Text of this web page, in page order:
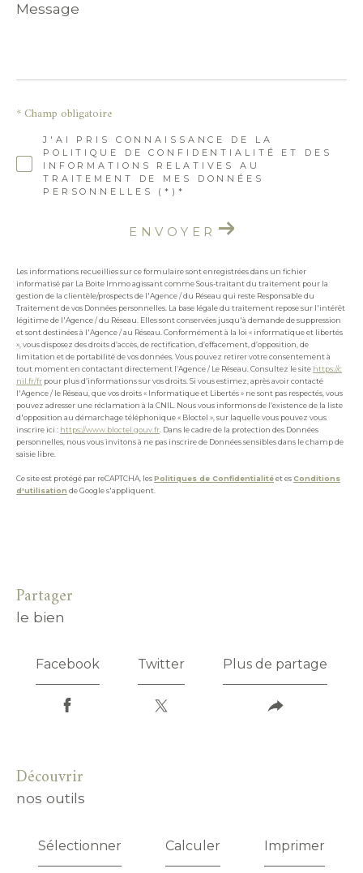
Message
*
J'AI PRIS CONNAISSANCE DE LA
POLITIQUE DE CONFIDENTIALITÉ ET DES
INFORMATIONS RELATIVES AU
TRAITEMENT DE MES DONNÉES
PERSONNELLES (*)*
* Champ obligatoire
ENVOYER
Les informations recueillies sur ce formulaire sont enregistrées dans un fichier
informatisé par La Boite Immo agissant comme Sous-traitant du traitement pour la
gestion de la clientèle/prospects de l'Agence / du Réseau qui reste Responsable du
Traitement de vos Données personnelles. La base légale du traitement repose sur l'intérêt
légitime de l'Agence / du Réseau. Elles sont conservées jusqu'à demande de suppression
et sont destinées à l'Agence / au Réseau. Conformément à la loi « informatique et libertés
», vous disposez des droits d’accès, de rectification, d’effacement, d’opposition, de
limitation et de portabilité de vos données. Vous pouvez retirer votre consentement à
tout moment en contactant directement l’Agence / Le Réseau. Consultez le site https://c
nil.fr/fr pour plus d’informations sur vos droits. Si vous estimez, après avoir contacté
l'Agence / le Réseau, que vos droits « Informatique et Libertés » ne sont pas respectés, vous
pouvez adresser une réclamation à la CNIL. Nous vous informons de l’existence de la liste
d'opposition au démarchage téléphonique « Bloctel », sur laquelle vous pouvez vous
inscrire ici : https://www.bloctel.gouv.fr . Dans le cadre de la protection des Données
personnelles, nous vous invitons à ne pas inscrire de Données sensibles dans le champ de
saisie libre.
Ce site est protégé par reCAPTCHA, lesPolitiques de Confidentialitéet esConditions
d'utilisation de Google s'appliquent.
partager
le bien
Facebook Twitter Plus de partage
découvrir
nos outils
Sélectionner Calculer Imprimer